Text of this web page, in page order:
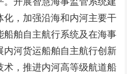
，加强沿海和内河主要干
舶自主航行系统及在海事
河货运船舶自主航行创新
，推进内河高等级航道船